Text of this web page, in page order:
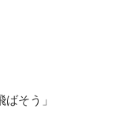
そう」